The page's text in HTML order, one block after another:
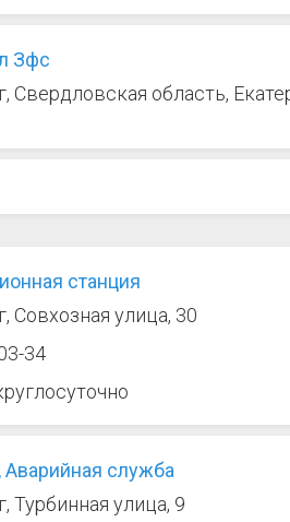
Зфс
Свердловская область,
станция
Совхозная улица, 30
34
служба
Турбинная улица, 9